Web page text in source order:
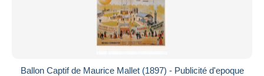
Ballon Captif de Maurice Mallet (1897) - Publicité d'epoque